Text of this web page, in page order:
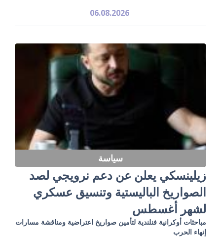
06.08.2026
سياسة
زيلينسكي يعلن عن دعم نرويجي لصد
الصواريخ الباليستية وتنسيق عسكري
لشهر أغسطس
مباحثات أوكرانية فنلندية لتأمين صواريخ اعتراضية ومناقشة مسارات
إنهاء الحرب